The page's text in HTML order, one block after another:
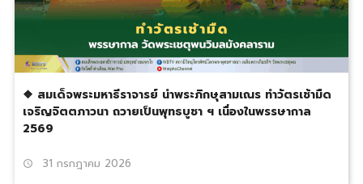
❖ สมเด็จพระมหาธีราจารย์ นำพระภิกษุสามเณร ทำวัตรเช้ามืด
เจริญจิตตภาวนา ถวายเป็นพุทธบูชา ฯ เนื่องในพรรษากาล
2569
schedule 31 กรกฎาคม 2026